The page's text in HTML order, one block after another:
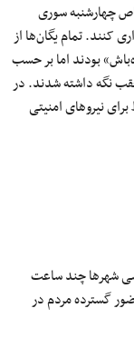
چهارشنبه سوری
کنند. تمام یگان‌ها از
بودند اما بر حسب
نگه داشته شدند. در
نیروهای امنیتی
شهرها چند ساعت
گسترده مردم در